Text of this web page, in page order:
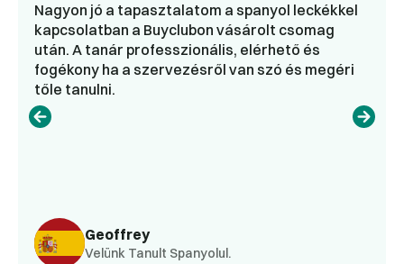
Geoffrey
Velünk Tanult Spanyolul.
Nagyon jó a tapasztalatom a spanyol leckékkel
kapcsolatban a Buyclubon vásárolt csomag
után. A tanár professzionális, elérhető és
fogékony ha a szervezésről van szó és megéri
tőle tanulni.